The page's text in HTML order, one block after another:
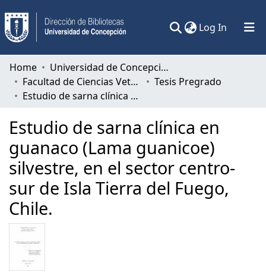
Log In (current)
Communities & Collections
All of DSpace
Home
Universidad de Concepción
Facultad de Ciencias Veterinarias
Tesis Pregrado
Estudio de sarna clínica en guanaco (Lama guanicoe) silvestre, en el sector centro-sur de Isla Tierra del Fuego, Chile.
Estudio de sarna clínica en
guanaco (Lama guanicoe)
silvestre, en el sector centro-
sur de Isla Tierra del Fuego,
Chile.